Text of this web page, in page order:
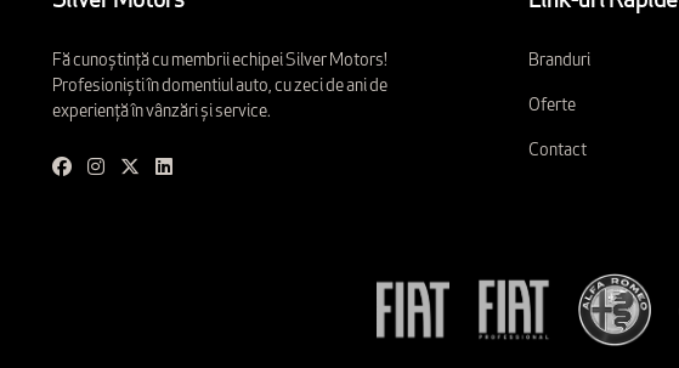
Fă cunoștință cu membrii echipei Silver Motors!
Profesioniști în domentiul auto, cu zeci de ani de
experiență în vânzări și service.
Branduri
Oferte
Contact